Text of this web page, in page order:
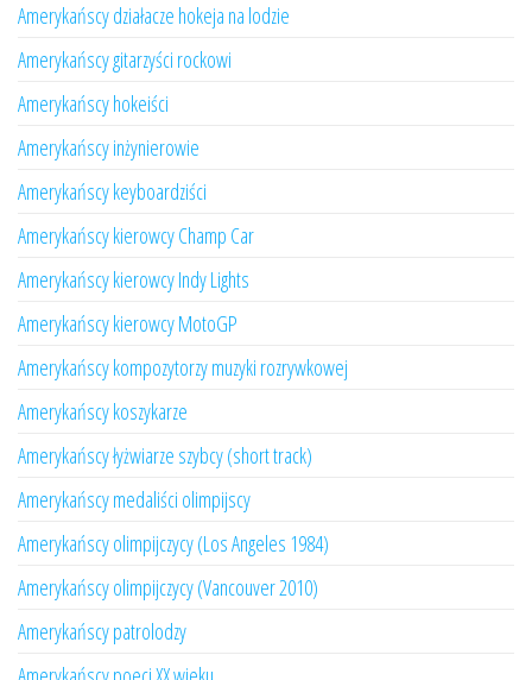
Amerykańscy działacze hokeja na lodzie
Amerykańscy gitarzyści rockowi
Amerykańscy hokeiści
Amerykańscy inżynierowie
Amerykańscy keyboardziści
Amerykańscy kierowcy Champ Car
Amerykańscy kierowcy Indy Lights
Amerykańscy kierowcy MotoGP
Amerykańscy kompozytorzy muzyki rozrywkowej
Amerykańscy koszykarze
Amerykańscy łyżwiarze szybcy (short track)
Amerykańscy medaliści olimpijscy
Amerykańscy olimpijczycy (Los Angeles 1984)
Amerykańscy olimpijczycy (Vancouver 2010)
Amerykańscy patrolodzy